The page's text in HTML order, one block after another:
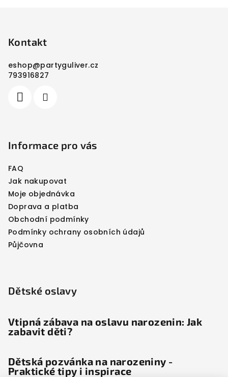
Kontakt
eshop@partyguliver.cz
793916827
Informace pro vás
FAQ
Jak nakupovat
Moje objednávka
Doprava a platba
Obchodní podmínky
Podmínky ochrany osobních údajů
Půjčovna
Dětské oslavy
Vtipná zábava na oslavu narozenin: Jak
zabavit děti?
Dětská pozvánka na narozeniny -
Praktické tipy i inspirace